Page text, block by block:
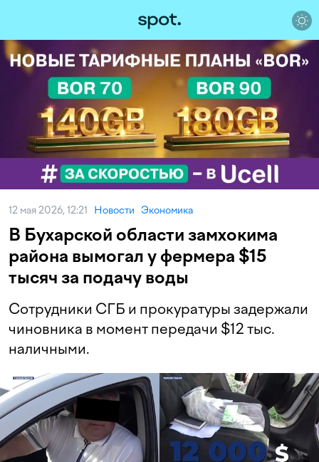
12 мая 2026, 12:21 Новости Экономика
В Бухарской области замхокима
района вымогал у фермера $15
тысяч за подачу воды
Сотрудники СГБ и прокуратуры задержали
чиновника в момент передачи $12 тыс.
наличными.